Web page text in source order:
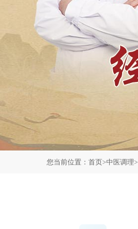
您当前位置： 首页 >中医调理>